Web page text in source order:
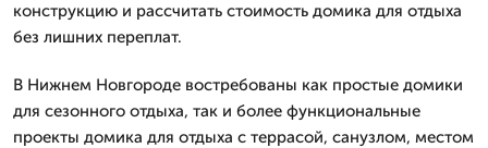
конструкцию и рассчитать стоимость домика для отдыха
без лишних переплат.
В Нижнем Новгороде востребованы как простые домики
для сезонного отдыха, так и более функциональные
проекты домика для отдыха с террасой, санузлом, местом